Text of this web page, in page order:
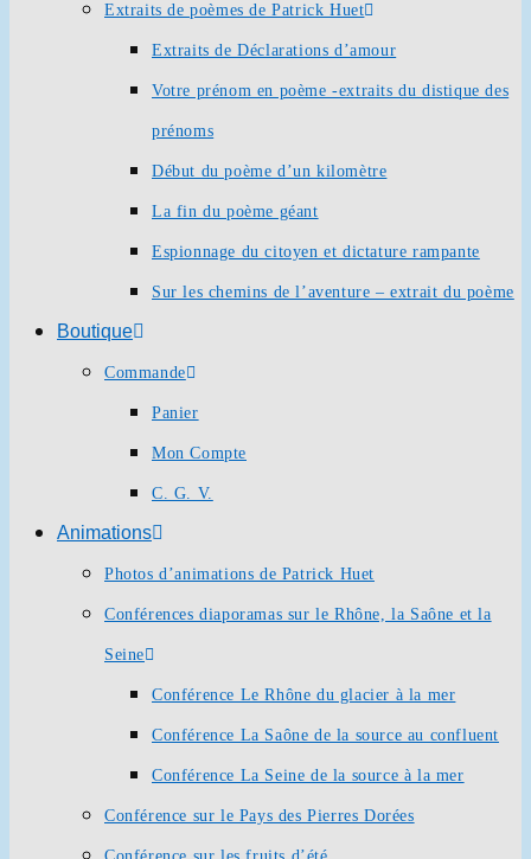
Extraits de poèmes de Patrick Huet
Extraits de Déclarations d’amour
Votre prénom en poème -extraits du distique des
prénoms
Début du poème d’un kilomètre
La fin du poème géant
Espionnage du citoyen et dictature rampante
Sur les chemins de l’aventure – extrait du poème
Boutique
Commande
Panier
Mon Compte
C. G. V.
Animations
Photos d’animations de Patrick Huet
Conférences diaporamas sur le Rhône, la Saône et la
Seine
Conférence Le Rhône du glacier à la mer
Conférence La Saône de la source au confluent
Conférence La Seine de la source à la mer
Conférence sur le Pays des Pierres Dorées